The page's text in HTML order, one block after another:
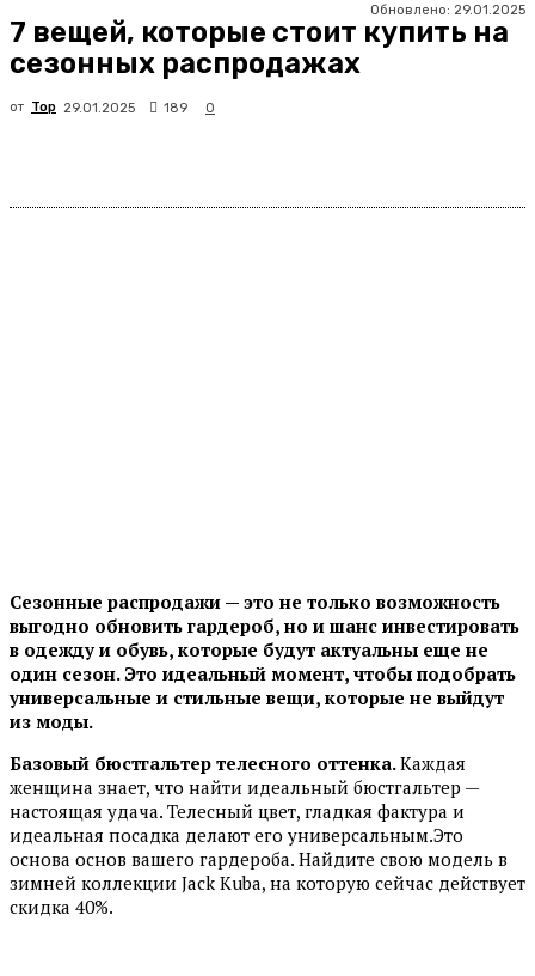
Обновлено: 29.01.2025
7 вещей, которые стоит купить на
сезонных распродажах
от Top 29.01.2025 189 0
Сезонные распродажи — это не только возможность
выгодно обновить гардероб, но и шанс инвестировать
в одежду и обувь, которые будут актуальны еще не
один сезон. Это идеальный момент, чтобы подобрать
универсальные и стильные вещи, которые не выйдут
из моды.
Базовый бюстгальтер телесного оттенка.Каждая
женщина знает, что найти идеальный бюстгальтер —
настоящая удача. Телесный цвет, гладкая фактура и
идеальная посадка делают его универсальным.Это
основа основ вашего гардероба. Найдите свою модель в
зимней коллекции Jack Kuba, на которую сейчас действует
скидка 40%.